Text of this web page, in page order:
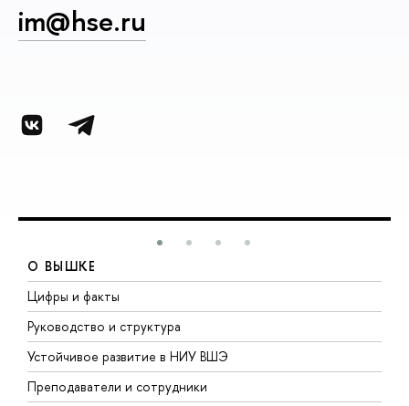
im@hse.ru
О ВЫШКЕ
Цифры и факты
Руководство и структура
Устойчивое развитие в НИУ ВШЭ
Преподаватели и сотрудники